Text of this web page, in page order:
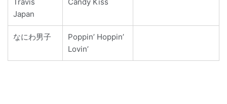
Japan
なにわ男子
Poppin’ Hoppin’
Lovin’